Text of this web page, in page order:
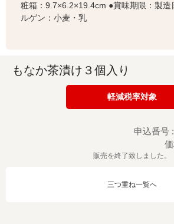
粧箱：9.7×6.2×19.4cm ●賞味期限：製造
ルゲン：小麦・乳
もなか茶漬け３個入り
軽減税率対象
申込番号
価
販売を終了致しました。
三つ重ね一覧へ